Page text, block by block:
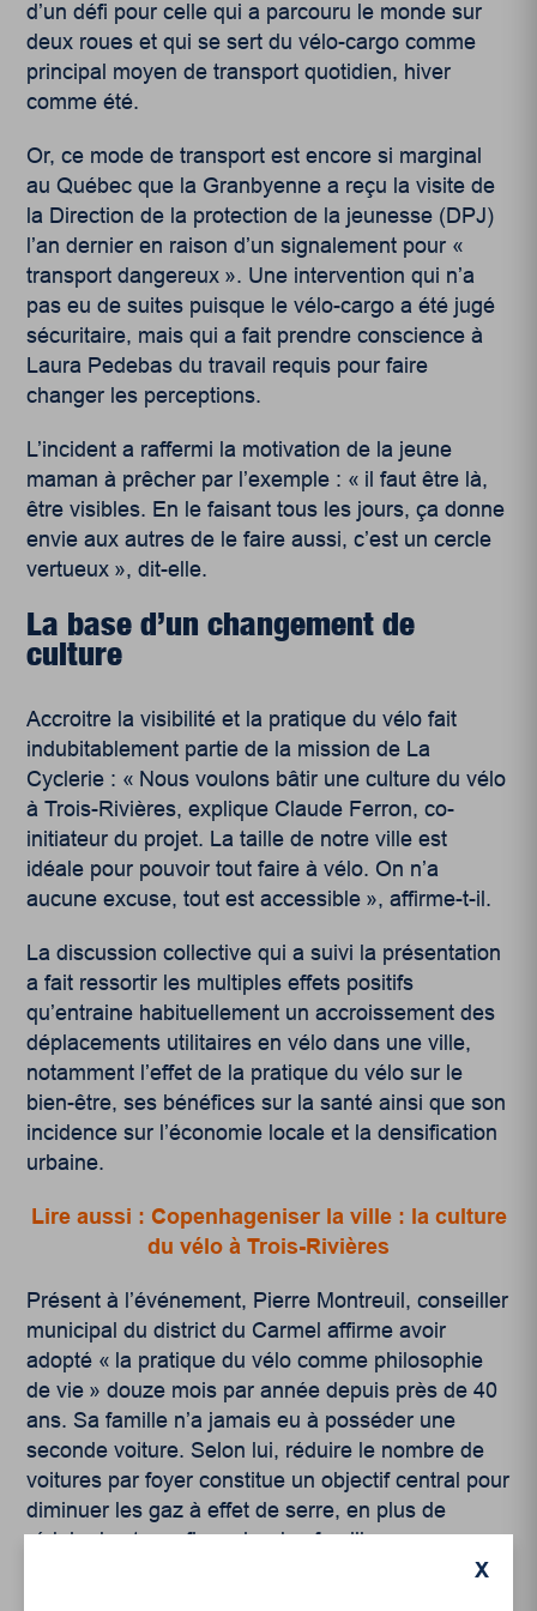
d’un défi pour celle qui a parcouru le monde sur
deux roues et qui se sert du vélo-cargo comme
principal moyen de transport quotidien, hiver
comme été.
Or, ce mode de transport est encore si marginal
au Québec que la Granbyenne a reçu la visite de
la Direction de la protection de la jeunesse (DPJ)
l’an dernier en raison d’un signalement pour «
transport dangereux ». Une intervention qui n’a
pas eu de suites puisque le vélo-cargo a été jugé
sécuritaire, mais qui a fait prendre conscience à
Laura Pedebas du travail requis pour faire
changer les perceptions.
L’incident a raffermi la motivation de la jeune
maman à prêcher par l’exemple : « il faut être là,
être visibles. En le faisant tous les jours, ça donne
envie aux autres de le faire aussi, c’est un cercle
vertueux », dit-elle.
La base d’un changement de
culture
Accroitre la visibilité et la pratique du vélo fait
indubitablement partie de la mission de La
Cyclerie : « Nous voulons bâtir une culture du vélo
à Trois-Rivières, explique Claude Ferron, co-
initiateur du projet. La taille de notre ville est
idéale pour pouvoir tout faire à vélo. On n’a
aucune excuse, tout est accessible », affirme-t-il.
La discussion collective qui a suivi la présentation
a fait ressortir les multiples effets positifs
qu’entraine habituellement un accroissement des
déplacements utilitaires en vélo dans une ville,
notamment l’effet de la pratique du vélo sur le
bien-être, ses bénéfices sur la santé ainsi que son
incidence sur l’économie locale et la densification
urbaine.
Lire aussi : Copenhageniser la ville : la culture
du vélo à Trois-Rivières
Présent à l’événement, Pierre Montreuil, conseiller
municipal du district du Carmel affirme avoir
adopté « la pratique du vélo comme philosophie
de vie » douze mois par année depuis près de 40
ans. Sa famille n’a jamais eu à posséder une
seconde voiture. Selon lui, réduire le nombre de
voitures par foyer constitue un objectif central pour
diminuer les gaz à effet de serre, en plus de
réduire le stress financier des familles.
X